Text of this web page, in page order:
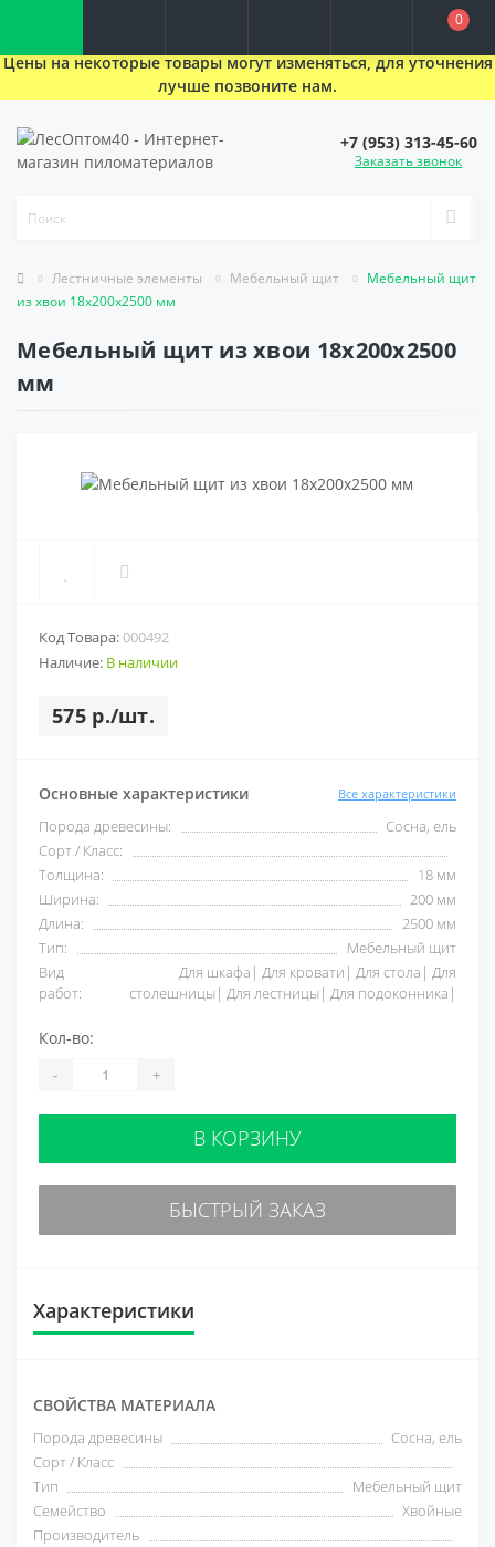
Цены на некоторые товары могут изменяться, для уточнения
лучше позвоните нам.
0
+7 (953) 313-45-60
Заказать звонок
Лестничные элементы Мебельный щит
Мебельный щит
из хвои 18x200x2500 мм
Мебельный щит из хвои 18x200x2500
мм
Код Товара:000492
Наличие: В наличии
575 р./шт.
Основные характеристики Все характеристики
Порода древесины:
Сосна, ель
Сорт / Класс:
Толщина:
18 мм
Ширина:
200 мм
Длина:
2500 мм
Тип:
Мебельный щит
Вид
работ:
Для шкафа| Для кровати| Для стола| Для
столешницы| Для лестницы| Для подоконника|
Кол-во:
- +
В КОРЗИНУ
БЫСТРЫЙ ЗАКАЗ
Характеристики
СВОЙСТВА МАТЕРИАЛА
Порода древесины
Сосна, ель
Сорт / Класс
Тип
Мебельный щит
Семейство
Хвойные
Производитель